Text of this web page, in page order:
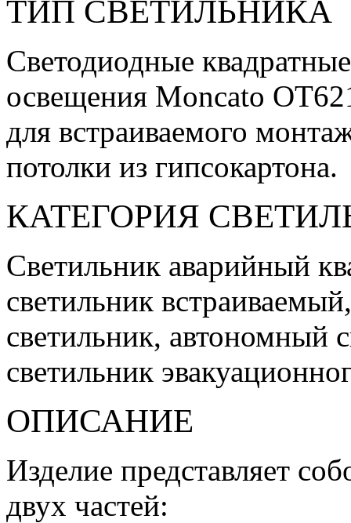
ТИП СВЕТИЛЬНИКА
Светодиодные
освещения Moncato
для встраиваемого
потолки из гипсокартона.
КАТЕГОРИЯ
Светильник аварийный
светильник
светильник, автономный
светильник
ОПИСАНИЕ
Изделие представляет
двух частей: